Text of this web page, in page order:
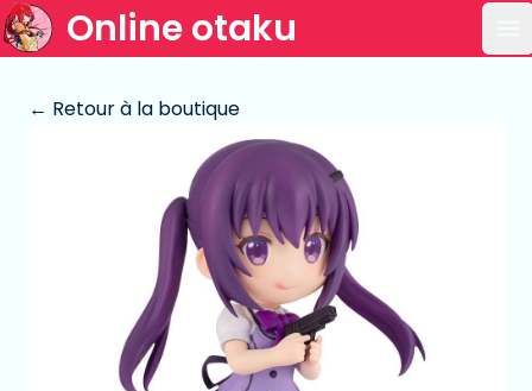
Online otaku
← Retour à la boutique